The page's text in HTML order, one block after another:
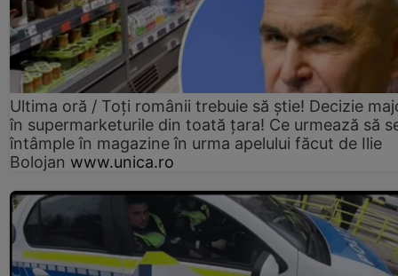
Ultima oră / Toți românii trebuie să știe! Decizie
în supermarketurile din toată țara! Ce urmează să
întâmple în magazine în urma apelului făcut de Ilie
Bolojan www.unica.ro